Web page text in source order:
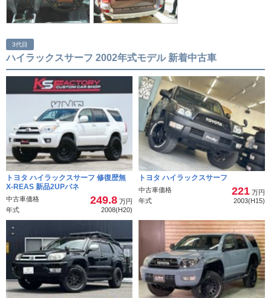
3代目
ハイラックスサーフ 2002年式モデル 新着中古車
トヨタ ハイラックスサーフ 修復歴無
X-REAS 新品2UPバネ
中古車価格 249.8 万円
年式
2008(H20)
トヨタ ハイラックスサーフ
中古車価格 221 万円
年式
2003(H15)